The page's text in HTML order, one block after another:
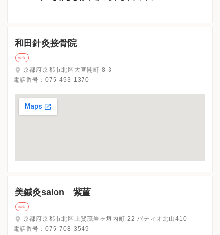
漢方 鍼灸 その他の施設
和田針灸接骨院
鍼灸
京都府京都市北区大宮開町 8-3
電話番号： 075-493-1370
美鍼灸salon 紫菫
鍼灸
京都府京都市北区上賀茂岩ヶ垣内町 22 パティオ北山410
電話番号： 075-708-3549